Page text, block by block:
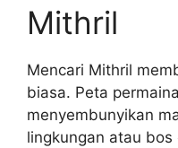
Mithril
Mencari Mithril
biasa. Peta
menyembunyikan
lingkungan atau bos